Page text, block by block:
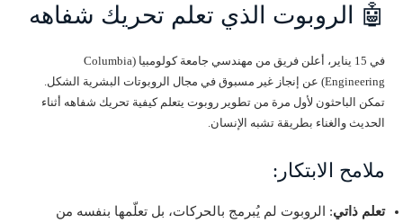
🤖 الروبوت الذي تعلم تحريك شفاهه
في 15 يناير، أعلن فريق من مهندسي جامعة كولومبيا (Columbia
Engineering) عن إنجاز غير مسبوق في مجال الروبوتات البشرية الشكل.
تمكن الباحثون لأول مرة من تطوير روبوت يتعلم كيفية تحريك شفاهه أثناء
الحديث والغناء بطريقة تشبه الإنسان.
ملامح الابتكار:
تعلم ذاتي: الروبوت لم يُبرمج بالحركات، بل تعلّمها بنفسه من